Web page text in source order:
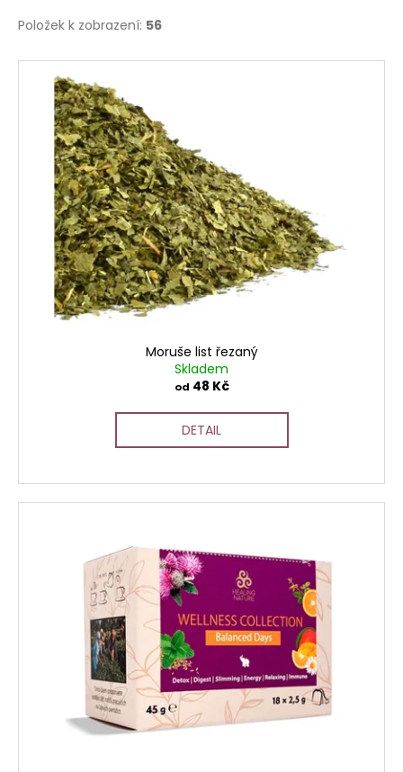
Položek k zobrazení: 56
V
Moruše list řezaný
Skladem
od 48 Kč
DETAIL